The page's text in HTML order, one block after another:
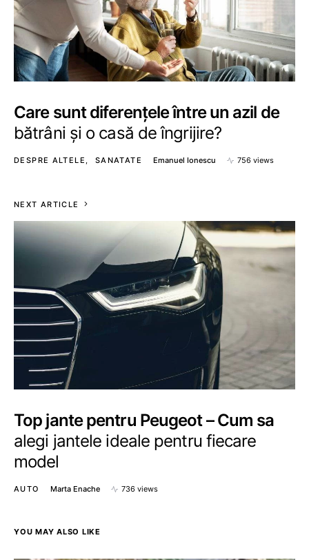
Care sunt diferențele între un azil de
bătrâni și o casă de îngrijire?
DESPRE ALTELE SANATATE Emanuel Ionescu 756 views
NEXT ARTICLE
Top jante pentru Peugeot – Cum sa
alegi jantele ideale pentru fiecare
model
AUTO Marta Enache 736 views
YOU MAY ALSO LIKE